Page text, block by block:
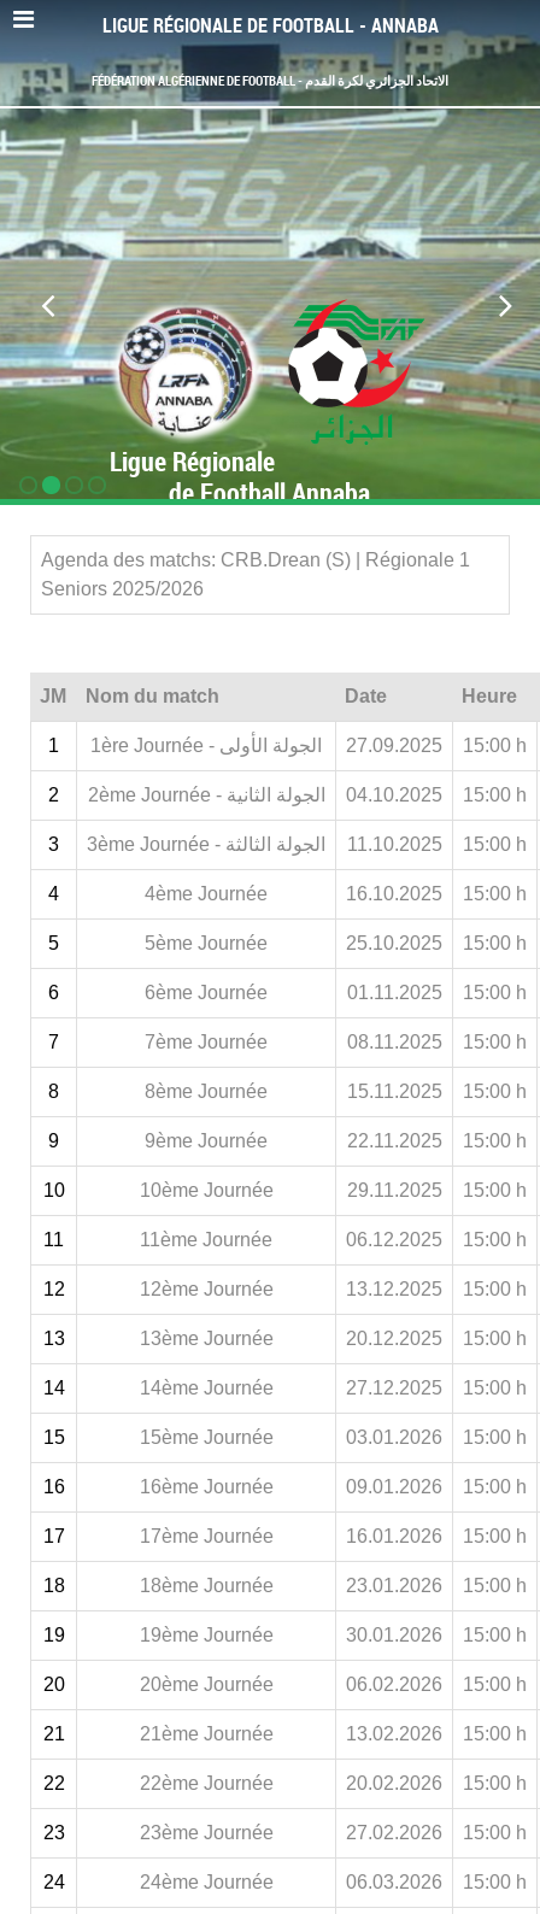
LIGUE RÉGIONALE DE FOOTBALL - ANNABA
FÉDÉRATION ALGÉRIENNE DE FOOTBALL - الاتحاد الجزائري لكرة القدم
Ligue Régionale
de Football Annaba
Agenda des matchs: CRB.Drean (S) | Régionale 1
Seniors 2025/2026
JM Nom du match Date Heure
1 1ère Journée - الجولة الأولى 27.09.2025 15:00 h
2 2ème Journée - الجولة الثانية 04.10.2025 15:00 h
3 3ème Journée - الجولة الثالثة 11.10.2025 15:00 h
4 4ème Journée 16.10.2025 15:00 h
5 5ème Journée 25.10.2025 15:00 h
6 6ème Journée 01.11.2025 15:00 h
7 7ème Journée 08.11.2025 15:00 h
8 8ème Journée 15.11.2025 15:00 h
9 9ème Journée 22.11.2025 15:00 h
10 10ème Journée 29.11.2025 15:00 h
11 11ème Journée 06.12.2025 15:00 h
12 12ème Journée 13.12.2025 15:00 h
13 13ème Journée 20.12.2025 15:00 h
14 14ème Journée 27.12.2025 15:00 h
15 15ème Journée 03.01.2026 15:00 h
16 16ème Journée 09.01.2026 15:00 h
17 17ème Journée 16.01.2026 15:00 h
18 18ème Journée 23.01.2026 15:00 h
19 19ème Journée 30.01.2026 15:00 h
20 20ème Journée 06.02.2026 15:00 h
21 21ème Journée 13.02.2026 15:00 h
22 22ème Journée 20.02.2026 15:00 h
23 23ème Journée 27.02.2026 15:00 h
24 24ème Journée 06.03.2026 15:00 h